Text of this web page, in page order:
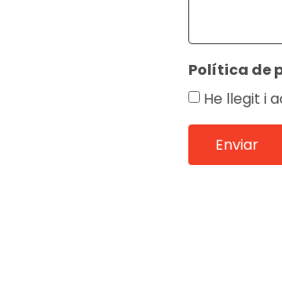
Política de
He llegit i